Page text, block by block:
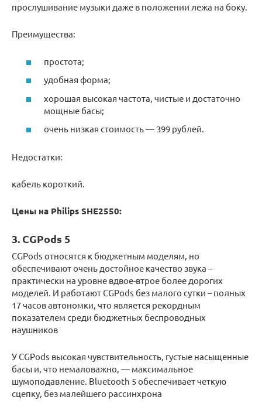
прослушивание музыки даже в положении лежа на боку.
Преимущества:
простота;
удобная форма;
хорошая высокая частота, чистые и достаточно
мощные басы;
очень низкая стоимость — 399 рублей.
Недостатки:
кабель короткий.
Цены на Philips SHE2550:
3. CGPods 5
CGPods относятся к бюджетным моделям, но
обеспечивают очень достойное качество звука –
практически на уровне вдвое-втрое более дорогих
моделей. И работают CGPods без малого сутки – полных
17 часов автономки, что является рекордным
показателем среди бюджетных беспроводных
наушников
У CGPods высокая чувствительность, густые насыщенные
басы и, что немаловажно, — максимальное
шумоподавление. Bluetooth 5 обеспечивает четкую
сцепку, без малейшего рассинхрона